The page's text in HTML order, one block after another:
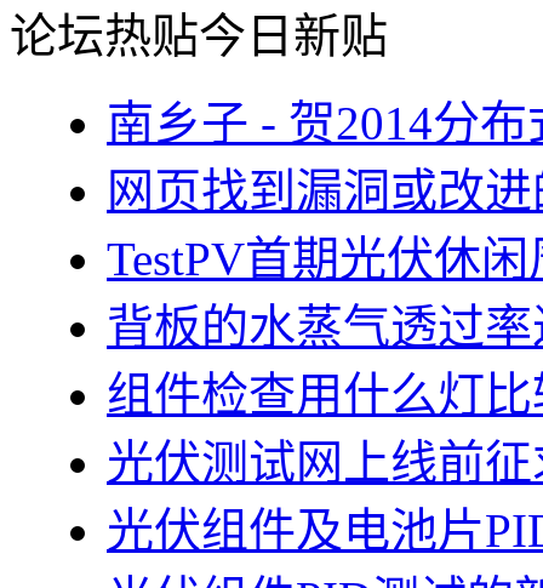
论坛热贴今日新贴
南乡子 - 贺2014分
网页找到漏洞或改
TestPV首期光伏休
背板的水蒸气透过
组件检查用什么灯
光伏测试网上线前
光伏组件及电池片